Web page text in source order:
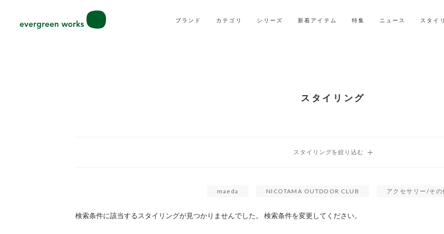
ブランド
カテゴリ シリーズ 新着アイテム 特集 ニュース スタイ
スタイリング
maeda NICOTAMA OUTDOOR CLUB アクセサリー/その
検索条件に該当するスタイリングが見つかりませんでした。 検索条件を変更してください。